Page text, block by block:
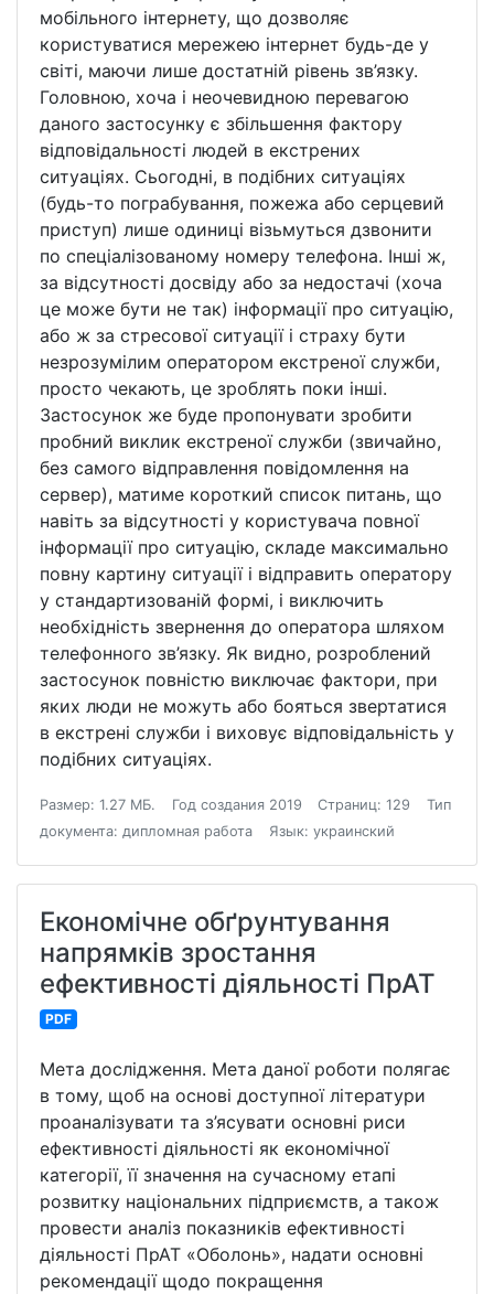
мобільного інтернету, що дозволяє
користуватися мережею інтернет будь-де у
світі, маючи лише достатній рівень зв’язку.
Головною, хоча і неочевидною перевагою
даного застосунку є збільшення фактору
відповідальності людей в екстрених
ситуаціях. Сьогодні, в подібних ситуаціях
(будь-то пограбування, пожежа або серцевий
приступ) лише одиниці візьмуться дзвонити
по спеціалізованому номеру телефона. Інші ж,
за відсутності досвіду або за недостачі (хоча
це може бути не так) інформації про ситуацію,
або ж за стресової ситуації і страху бути
незрозумілим оператором екстреної служби,
просто чекають, це зроблять поки інші.
Застосунок же буде пропонувати зробити
пробний виклик екстреної служби (звичайно,
без самого відправлення повідомлення на
сервер), матиме короткий список питань, що
навіть за відсутності у користувача повної
інформації про ситуацію, складе максимально
повну картину ситуації і відправить оператору
у стандартизованій формі, і виключить
необхідність звернення до оператора шляхом
телефонного зв’язку. Як видно, розроблений
застосунок повністю виключає фактори, при
яких люди не можуть або бояться звертатися
в екстрені служби і виховує відповідальність у
подібних ситуаціях.
Размер: 1.27 МБ. Год создания 2019 Страниц: 129
Тип
документа: дипломная работа
Язык: украинский
Економічне обґрунтування
напрямків зростання
ефективності діяльності ПрАТ
PDF
Мета дослідження. Мета даної роботи полягає
в тому, щоб на основі доступної літератури
проаналізувати та з’ясувати основні риси
ефективності діяльності як економічної
категорії, її значення на сучасному етапі
розвитку національних підприємств, а також
провести аналіз показників ефективності
діяльності ПрАТ «Оболонь», надати основні
рекомендації щодо покращення